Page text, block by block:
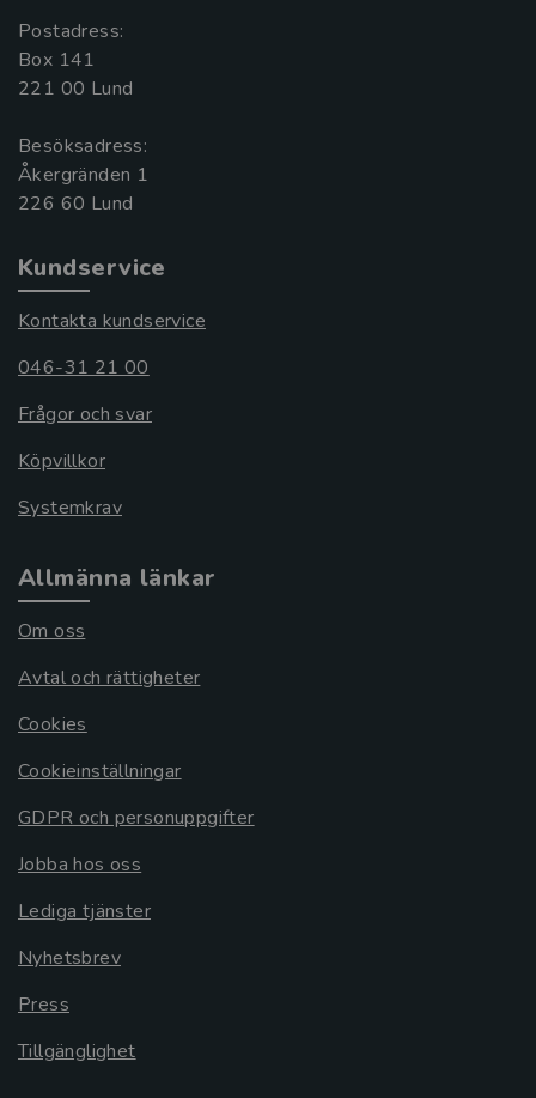
Postadress:
Box 141
221 00 Lund
Besöksadress:
Åkergränden 1
Kundservice
Kontakta kundservice
046-31 21 00
Frågor och svar
Köpvillkor
Systemkrav
Allmänna länkar
Om oss
Avtal och rättigheter
Cookies
Cookieinställningar
GDPR och personuppgifter
Jobba hos oss
Lediga tjänster
Nyhetsbrev
Press
Tillgänglighet